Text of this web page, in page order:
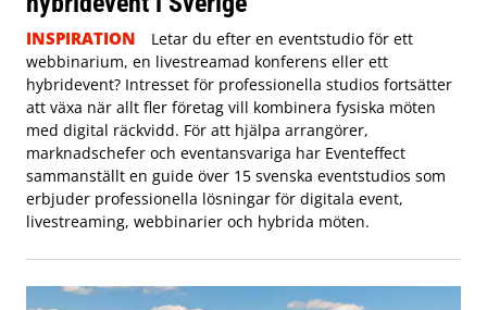
INSPIRATION
Letar du efter en eventstudio för ett
webbinarium, en livestreamad konferens eller ett
hybridevent? Intresset för professionella studios fortsätter
att växa när allt fler företag vill kombinera fysiska möten
med digital räckvidd. För att hjälpa arrangörer,
marknadschefer och eventansvariga har Eventeffect
sammanställt en guide över 15 svenska eventstudios som
erbjuder professionella lösningar för digitala event,
livestreaming, webbinarier och hybrida möten.